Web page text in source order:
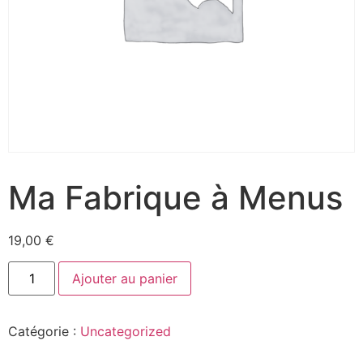
Ma Fabrique à Menus
19,00 €
Ajouter au panier
Catégorie : Uncategorized